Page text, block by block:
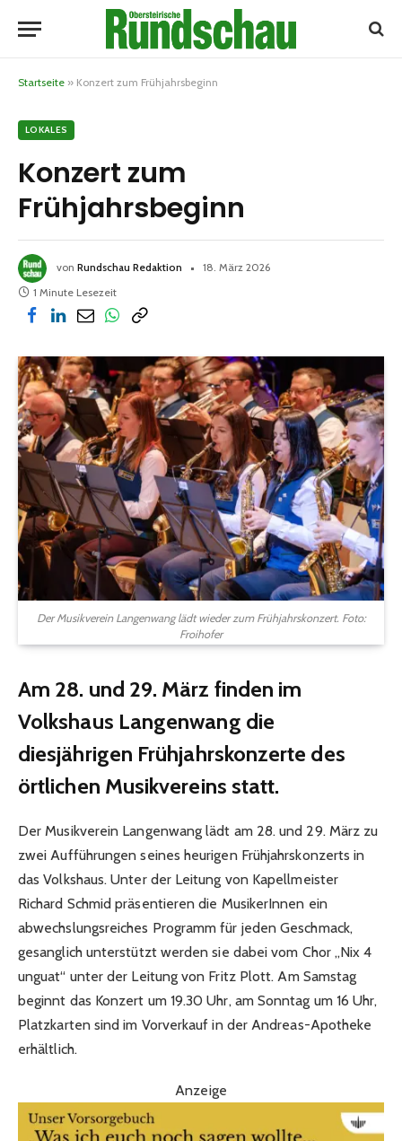
Startseite » Konzert zum Frühjahrsbeginn
LOKALES
Konzert zum
Frühjahrsbeginn
von Rundschau Redaktion
18. März 2026
1 Minute Lesezeit
Der Musikverein Langenwang lädt wieder zum Frühjahrskonzert. Foto:
Froihofer
Am 28. und 29. März finden im
Volkshaus Langenwang die
diesjährigen Frühjahrskonzerte des
örtlichen Musikvereins statt.
Der Musikverein Langenwang lädt am 28. und 29. März zu
zwei Aufführungen seines heurigen Frühjahrskonzerts in
das Volkshaus. Unter der Leitung von Kapellmeister
Richard Schmid präsentieren die MusikerInnen ein
abwechslungsreiches Programm für jeden Geschmack,
gesanglich unterstützt werden sie dabei vom Chor „Nix 4
unguat“ unter der Leitung von Fritz Plott. Am Samstag
beginnt das Konzert um 19.30 Uhr, am Sonntag um 16 Uhr,
Platzkarten sind im Vorverkauf in der Andreas-Apotheke
erhältlich.
Anzeige